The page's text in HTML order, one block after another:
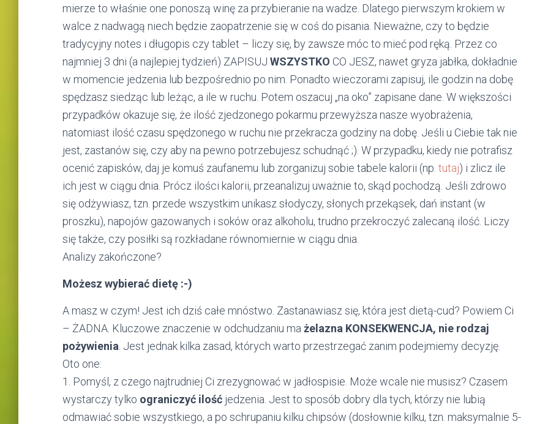
mierze to właśnie one ponoszą winę za przybieranie na wadze. Dlatego pierwszym krokiem w
walce z nadwagą niech będzie zaopatrzenie się w coś do pisania. Nieważne, czy to będzie
tradycyjny notes i długopis czy tablet – liczy się, by zawsze móc to mieć pod ręką. Przez co
najmniej 3 dni (a najlepiej tydzień) ZAPISUJ WSZYSTKO CO JESZ, nawet gryza jabłka, dokładnie
w momencie jedzenia lub bezpośrednio po nim. Ponadto wieczorami zapisuj, ile godzin na dobę
spędzasz siedząc lub leżąc, a ile w ruchu. Potem oszacuj „na oko” zapisane dane. W większości
przypadków okazuje się, że ilość zjedzonego pokarmu przewyższa nasze wyobrażenia,
natomiast ilość czasu spędzonego w ruchu nie przekracza godziny na dobę. Jeśli u Ciebie tak nie
jest, zastanów się, czy aby na pewno potrzebujesz schudnąć ;). W przypadku, kiedy nie potrafisz
ocenić zapisków, daj je komuś zaufanemu lub zorganizuj sobie tabele kalorii (np. tutaj) i zlicz ile
ich jest w ciągu dnia. Prócz ilości kalorii, przeanalizuj uważnie to, skąd pochodzą. Jeśli zdrowo
się odżywiasz, tzn. przede wszystkim unikasz słodyczy, słonych przekąsek, dań instant (w
proszku), napojów gazowanych i soków oraz alkoholu, trudno przekroczyć zalecaną ilość. Liczy
się także, czy posiłki są rozkładane równomiernie w ciągu dnia.
Analizy zakończone?
Możesz wybierać dietę :-)
A masz w czym! Jest ich dziś całe mnóstwo. Zastanawiasz się, która jest dietą-cud? Powiem Ci
– ŻADNA. Kluczowe znaczenie w odchudzaniu ma żelazna KONSEKWENCJA, nie rodzaj
pożywienia . Jest jednak kilka zasad, których warto przestrzegać zanim podejmiemy decyzję.
Oto one:
1. Pomyśl, z czego najtrudniej Ci zrezygnować w jadłospisie. Może wcale nie musisz? Czasem
wystarczy tylko ograniczyć ilość jedzenia. Jest to sposób dobry dla tych, którzy nie lubią
odmawiać sobie wszystkiego, a po schrupaniu kilku chipsów (dosłownie kilku, tzn. maksymalnie 5-